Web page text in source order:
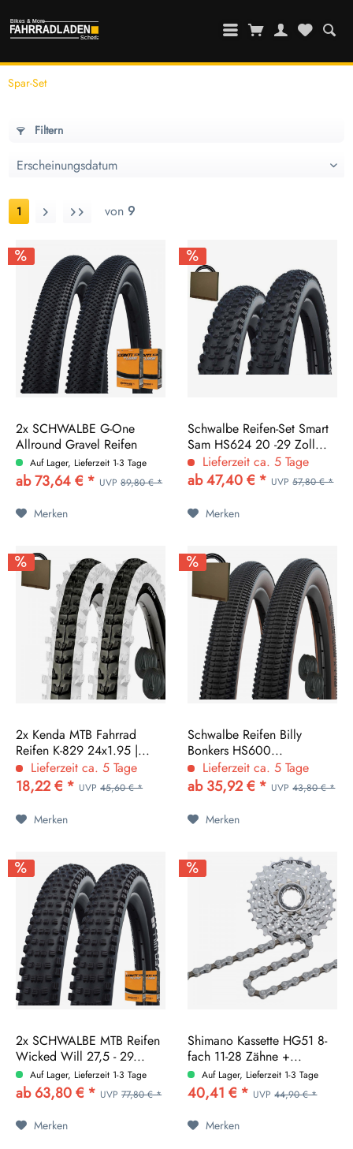
Spar-Set
Filtern
1 von 9
2x SCHWALBE G-One
Allround Gravel Reifen
28...Auf Lager, Lieferzeit 1-3 Tage
ab 73,64 € * UVP 89,80 € *
Merken
Schwalbe Reifen-Set Smart
Sam HS624 20 -29 Zoll...
Lieferzeit ca. 5 Tage
ab 47,40 € * UVP 57,80 € *
Merken
2x Kenda MTB Fahrrad
Reifen K-829 24x1.95 |...
Lieferzeit ca. 5 Tage
18,22 € * UVP 45,60 € *
Merken
Schwalbe Reifen Billy
Bonkers HS600...
Lieferzeit ca. 5 Tage
ab 35,92 € * UVP 43,80 € *
Merken
2x SCHWALBE MTB Reifen
Wicked Will 27,5 - 29...
Auf Lager, Lieferzeit 1-3 Tage
ab 63,80 € * UVP 77,80 € *
Merken
Shimano Kassette HG51 8-
fach 11-28 Zähne +...
Auf Lager, Lieferzeit 1-3 Tage
40,41 € * UVP 44,90 € *
Merken